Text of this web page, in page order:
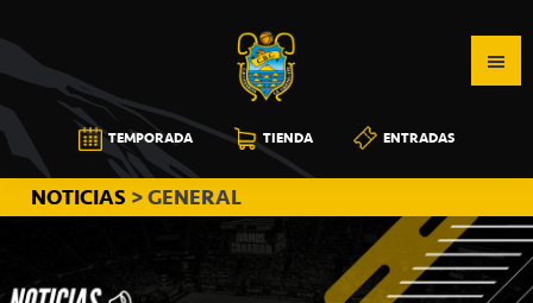
a
la
navegación
principal
al
contenido
principal
a
la
barra
lateral
principal
CB
CANARIAS
TEMPORADA TIENDA ENTRADAS
NOTICIAS > GENERAL